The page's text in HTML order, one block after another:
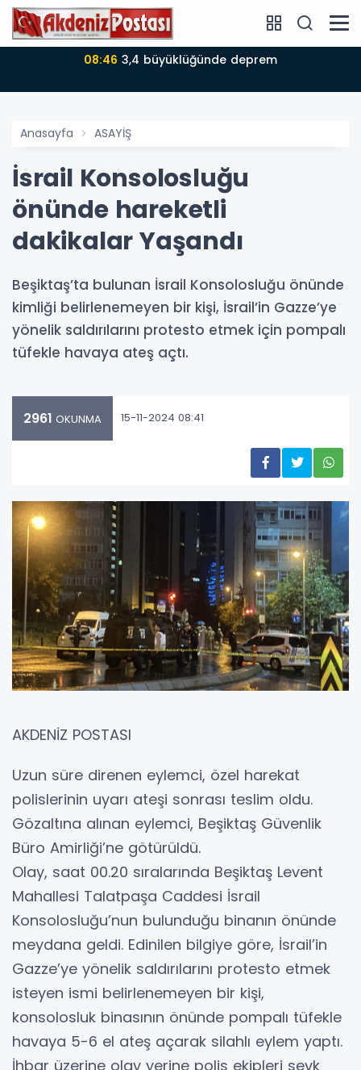
08:46 3,4 büyüklüğünde deprem
Anasayfa ASAYİŞ
İsrail Konsolosluğu
önünde hareketli
dakikalar Yaşandı
Beşiktaş’ta bulunan İsrail Konsolosluğu önünde
kimliği belirlenemeyen bir kişi, İsrail’in Gazze’ye
yönelik saldırılarını protesto etmek için pompalı
tüfekle havaya ateş açtı.
2961 OKUNMA 15-11-2024 08:41
AKDENİZ POSTASI
Uzun süre direnen eylemci, özel harekat
polislerinin uyarı ateşi sonrası teslim oldu.
Gözaltına alınan eylemci, Beşiktaş Güvenlik
Büro Amirliği’ne götürüldü.
Olay, saat 00.20 sıralarında Beşiktaş Levent
Mahallesi Talatpaşa Caddesi İsrail
Konsolosluğu’nun bulunduğu binanın önünde
meydana geldi. Edinilen bilgiye göre, İsrail’in
Gazze’ye yönelik saldırılarını protesto etmek
isteyen ismi belirlenemeyen bir kişi,
konsolosluk binasının önünde pompalı tüfekle
havaya 5-6 el ateş açarak silahlı eylem yaptı.
İhbar üzerine olay yerine polis ekipleri sevk